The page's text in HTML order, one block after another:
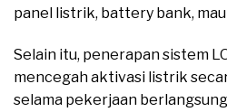
panel listrik, battery bank,
Selain itu, penerapan sistem
mencegah aktivasi listrik
selama pekerjaan